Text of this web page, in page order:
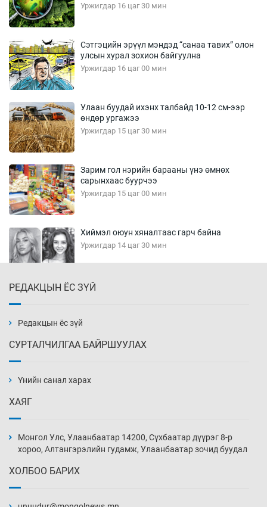
Уржигдар 16 цаг 30 мин
Сэтгэцийн эрүүл мэндэд “санаа тавих” олон
улсын хурал зохион байгуулна
Уржигдар 16 цаг 00 мин
Улаан буудай ихэнх талбайд 10-12 см-ээр
өндөр ургажээ
Уржигдар 15 цаг 30 мин
Зарим гол нэрийн барааны үнэ өмнөх
сарынхаас буурчээ
Уржигдар 15 цаг 00 мин
Хиймэл оюун хяналтаас гарч байна
Уржигдар 14 цаг 30 мин
Уржигдар 14 цаг 00 мин
нэмэгджээ
Уржигдар 13 цаг 30 мин
РЕДАКЦЫН ЁС ЗҮЙ
Редакцын ёс зүй
СУРТАЛЧИЛГАА БАЙРШУУЛАХ
Үнийн санал харах
ХАЯГ
Монгол Улс, Улаанбаатар 14200, Сүхбаатар дүүрэг 8-р
хороо, Алтангэрэлийн гудамж, Улаанбаатар зочид буудал
ХОЛБОО БАРИХ